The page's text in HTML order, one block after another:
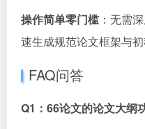
操作简单零门槛：无需
速生成规范论文框架与
FAQ问答
Q1：66论文的论文大纲